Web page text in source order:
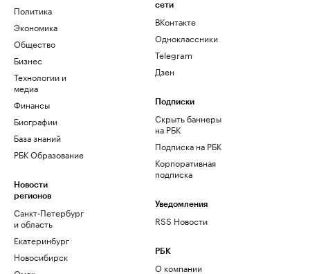
Политика
Экономика
Общество
Бизнес
Технологии и
медиа
Финансы
Биографии
База знаний
РБК Образование
Новости
регионов
Санкт-Петербург
и область
Екатеринбург
Новосибирск
сети
ВКонтакте
Одноклассники
Telegram
Дзен
Подписки
Скрыть баннеры
на РБК
Подписка на РБК
Корпоративная
подписка
Уведомления
RSS Новости
РБК
О компании